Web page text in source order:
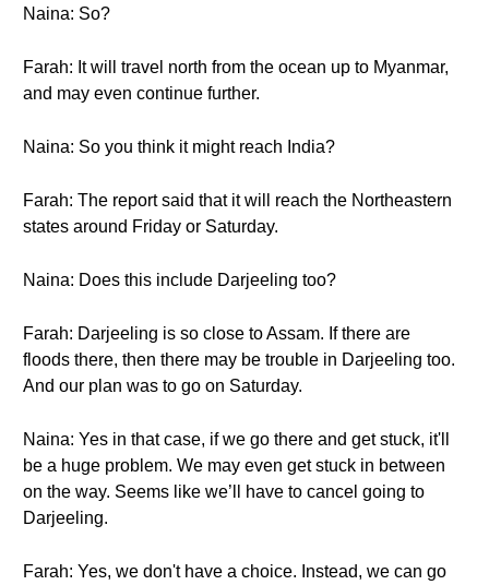
Naina: So?
Farah: It will travel north from the ocean up to Myanmar,
and may even continue further.
Naina: So you think it might reach India?
Farah: The report said that it will reach the Northeastern
states around Friday or Saturday.
Naina: Does this include Darjeeling too?
Farah: Darjeeling is so close to Assam. If there are
floods there, then there may be trouble in Darjeeling too.
And our plan was to go on Saturday.
Naina: Yes in that case, if we go there and get stuck, it'll
be a huge problem. We may even get stuck in between
on the way. Seems like we’ll have to cancel going to
Darjeeling.
Farah: Yes, we don't have a choice. Instead, we can go